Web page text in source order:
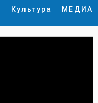
Культура МЕДИА
×